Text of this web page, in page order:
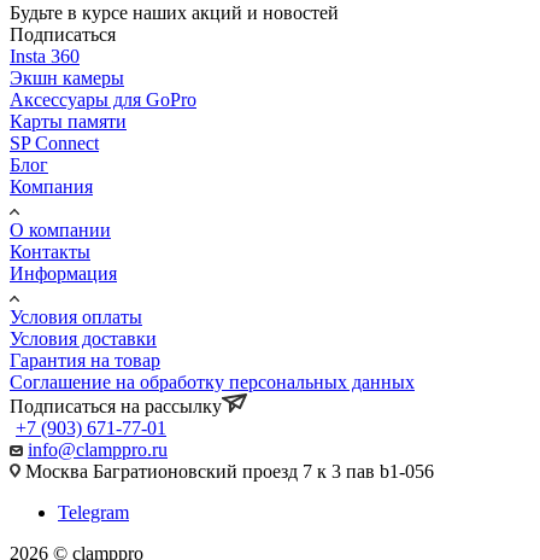
Будьте в курсе наших акций и новостей
Подписаться
Insta 360
Экшн камеры
Аксессуары для GoPro
Карты памяти
SP Connect
Блог
Компания
О компании
Контакты
Информация
Условия оплаты
Условия доставки
Гарантия на товар
Соглашение на обработку персональных данных
Подписаться на рассылку
+7 (903) 671-77-01
info@clamppro.ru
Москва Багратионовский проезд 7 к 3 пав b1-056
Telegram
2026 © clamppro